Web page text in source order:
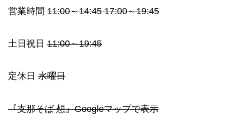
営業時間 11:00～14:45 17:00～19:45
土日祝日 11:00～19:45
定休日 水曜日
『支那そば 想』Googleマップで表示